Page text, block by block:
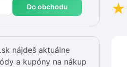
Do obchodu ★
nájdeš aktuálne
a kupóny na nákup